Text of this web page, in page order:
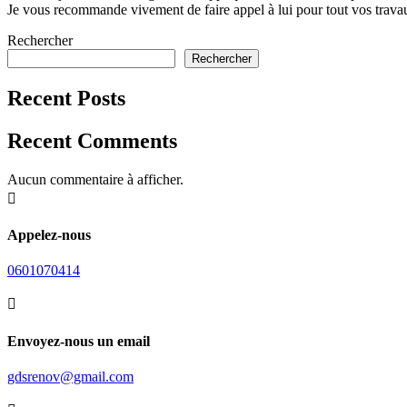
Je vous recommande vivement de faire appel à lui pour tout vos
Rechercher
Rechercher
Recent Posts
Recent Comments
Aucun commentaire à afficher.

Appelez-nous
0601070414

Envoyez-nous un email
gdsrenov@gmail.com